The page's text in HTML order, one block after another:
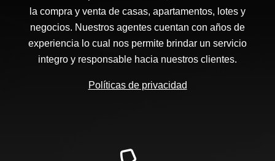
la compra y venta de casas, apartamentos, lotes y
negocios. Nuestros agentes cuentan con años de
experiencia lo cual nos permite brindar un servicio
integro y responsable hacia nuestros clientes.
Políticas de privacidad